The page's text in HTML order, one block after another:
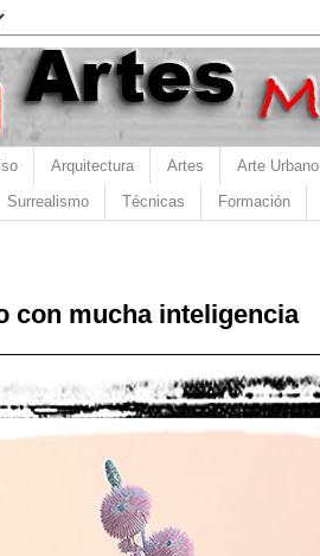
Arquitectura Artes Arte Urbano
Surrealismo Técnicas Formación
con mucha inteligencia